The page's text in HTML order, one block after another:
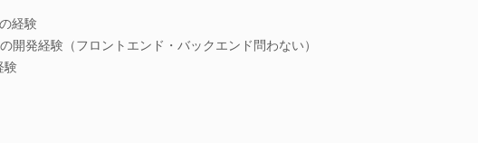
経験
開発経験（フロントエンド・バックエンド問わない）
験